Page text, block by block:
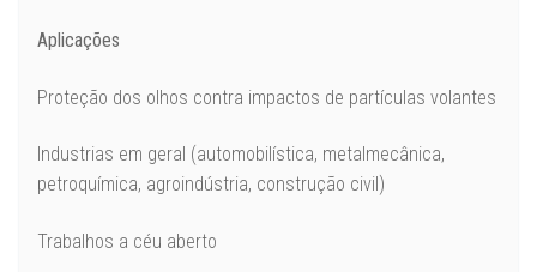
Aplicações
Proteção dos olhos contra impactos de partículas volantes
Industrias em geral (automobilística, metalmecânica,
petroquímica, agroindústria, construção civil)
Trabalhos a céu aberto